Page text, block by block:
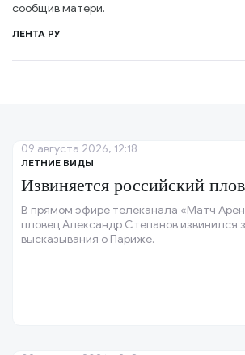
сообщив матери.
ЛЕНТА РУ
ЛЕТНИЕ ВИДЫ
Извиняется российский
В прямом эфире телеканала «Матч
пловец Александр Степанов извинился
высказывания о Париже.
09 августа 2026, 12:18